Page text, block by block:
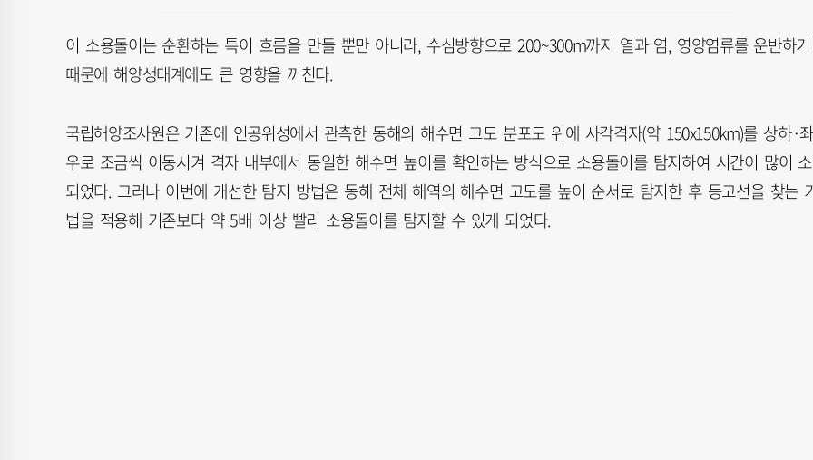
이 소용돌이는 순환하는 특이 흐름을 만들 뿐만 아니라, 수심방향으로 200~300m까지 열과 염, 영양염류를 운반하기
때문에 해양생태계에도 큰 영향을 끼친다.
국립해양조사원은 기존에 인공위성에서 관측한 동해의 해수면 고도 분포도 위에 사각격자(약 150x150km)를 상하·좌
우로 조금씩 이동시켜 격자 내부에서 동일한 해수면 높이를 확인하는 방식으로 소용돌이를 탐지하여 시간이 많이
되었다. 그러나 이번에 개선한 탐지 방법은 동해 전체 해역의 해수면 고도를 높이 순서로 탐지한 후 등고선을 찾는
법을 적용해 기존보다 약 5배 이상 빨리 소용돌이를 탐지할 수 있게 되었다.